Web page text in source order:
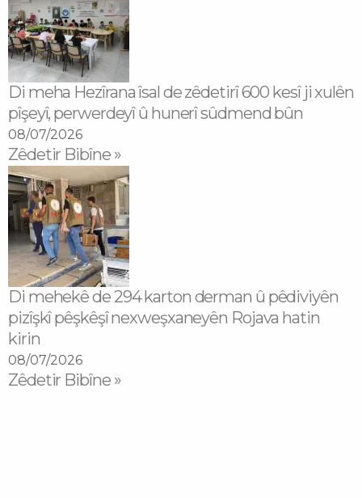
Di meha Hezîrana îsal de zêdetirî 600 kesî ji xulên
pîşeyî, perwerdeyî û hunerî sûdmend bûn
08/07/2026
Zêdetir Bibîne »
Di mehekê de 294 karton derman û pêdiviyên
pizîşkî pêşkêşî nexweşxaneyên Rojava hatin
kirin
08/07/2026
Zêdetir Bibîne »